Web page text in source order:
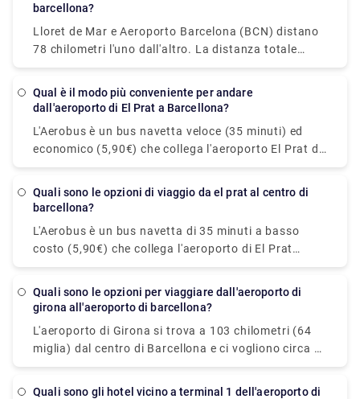
barcellona?
Lloret de Mar e Aeroporto Barcelona (BCN) distano
78 chilometri l'uno dall'altro. La distanza totale
percorsa è di 90,4 chilometri. Prenotare una navetta
Barcellona è un'ottima idea. È particolarmente
trasferimento dall'aeroporto di Barcellona dura
circa un'ora e costa 158 EUR. Puoi prenotare
rilassante! Dai un'occhiata a Rydeu ora!
Qual è il modo più conveniente per andare
dall'aeroporto di El Prat a Barcellona?
L'Aerobus è un bus navetta veloce (35 minuti) ed
economico (5,90€) che collega l'aeroporto El Prat di
Barcellona (Terminal 1 e 2) e il centro città (Place de
luoghi più importanti di Barcellona: Pl Espanya,
servizio continuo tutto l'anno, con partenze ogni 5
minuti. Tieni presente che esistono due diversi tipi di
Terminal 1 mentre il secondo si trova all'inizio del
Terminal 2. Questa è una distinzione importante da
ricordare, soprattutto al ritorno, perché solo questo
numero (A1 o A2) separa le due navette al contrario
Quali sono le opzioni di viaggio da el prat al centro di
barcellona?
L'Aerobus è un bus navetta di 35 minuti a basso
costo (5,90€) che collega l'aeroporto di El Prat
(Terminal 1 e 2) e il centro di Barcellona (Place de
principali di Barcellona: Pl Espanya, Gran Via-Urgell
con un intervallo di 5 minuti tra le partenze. Vale la
pena notare che esistono due diversi tipi di Aerobus:
secondo è all'inizio del Terminal 2. Questa è una
Quali sono le opzioni per viaggiare dall'aeroporto di
girona all'aeroporto di barcellona?
L'aeroporto di Girona si trova a 103 chilometri (64
miglia) dal centro di Barcellona e ci vogliono circa 1
ora e 30 minuti per arrivarci. Di conseguenza,
Quali sono gli hotel vicino a terminal 1 dell'aeroporto di